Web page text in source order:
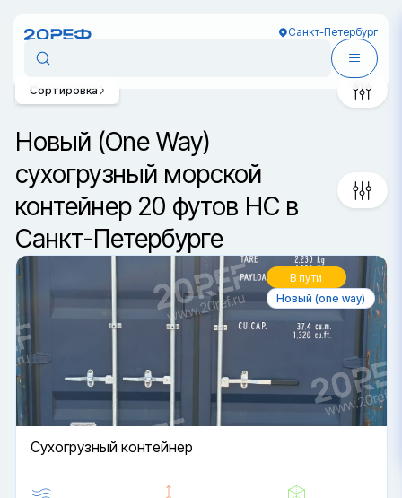
Санкт-Петербург
Новый (One Way)
сухогрузный морской
контейнер 20 футов HC в
Санкт-Петербурге
Сортировка
В пути
Новый (one way)
Cухогрузный контейнер